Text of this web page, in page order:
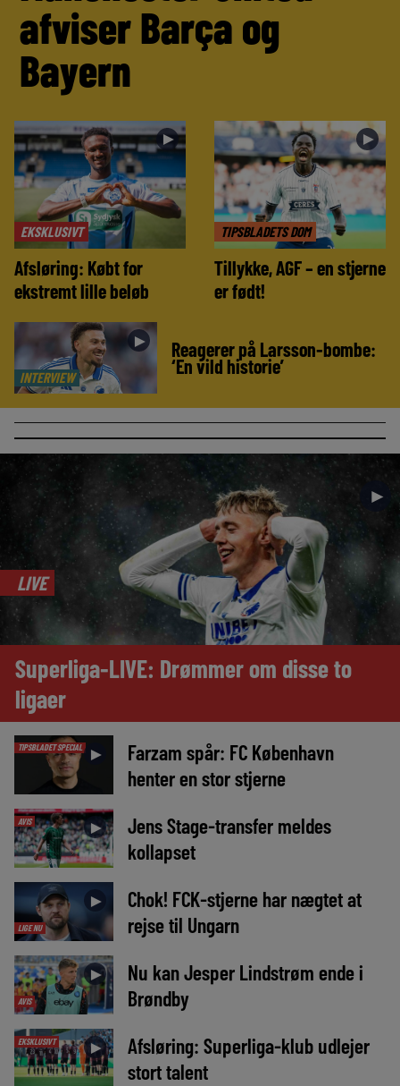
afviser Barça og
Bayern
EKSKLUSIVT
►
Afsløring: Købt for
ekstremt lille beløb
TIPSBLADETS DOM
►
Tillykke, AGF – en stjerne
er født!
INTERVIEW
► Reagerer på Larsson-bombe:
‘En vild historie’
►
LIVE
Superliga-LIVE: Drømmer om disse to
ligaer
TIPSBLADET SPECIAL ►
Farzam spår: FC København
henter en stor stjerne
AVIS ►
Jens Stage-transfer meldes
kollapset
LIGE NU
►
Chok! FCK-stjerne har nægtet at
rejse til Ungarn
AVIS
►
Nu kan Jesper Lindstrøm ende i
Brøndby
EKSKLUSIVT ►
Afsløring: Superliga-klub udlejer
stort talent